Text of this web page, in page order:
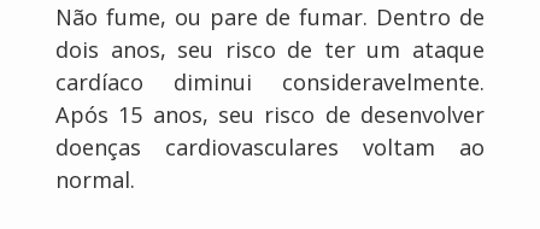
Não fume, ou pare de fumar. Dentro de
dois anos, seu risco de ter um ataque
cardíaco diminui consideravelmente.
Após 15 anos, seu risco de desenvolver
doenças cardiovasculares voltam ao
normal.